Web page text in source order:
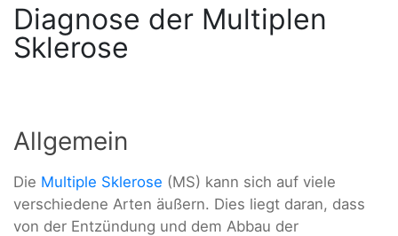
Diagnose der Multiplen
Sklerose
Allgemein
Die Multiple Sklerose (MS) kann sich auf viele
verschiedene Arten äußern. Dies liegt daran, dass
von der Entzündung und dem Abbau der